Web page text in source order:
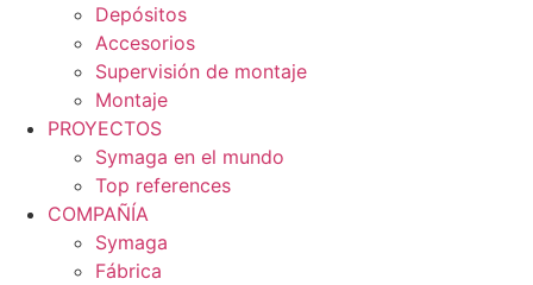
Depósitos
Accesorios
Supervisión de montaje
Montaje
PROYECTOS
Symaga en el mundo
Top references
COMPAÑÍA
Symaga
Fábrica